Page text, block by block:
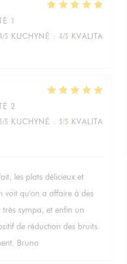
1
/5 KUCHYNĚ : 4/5 KVALITA
2
/5 KUCHYNĚ : 5/5 KVALITA
les plats délicieux et
voit qu'on a affaire à des
sympa, et enfin un
de réduction des bruits.
Bruno